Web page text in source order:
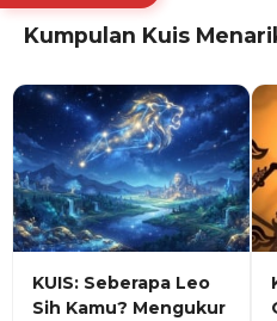
Kumpulan Kuis
KUIS: Seberapa Leo
Sih Kamu? Mengukur